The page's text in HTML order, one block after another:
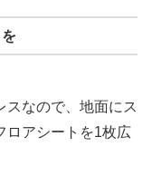
スなので、地面にス
ロアシートを1枚広